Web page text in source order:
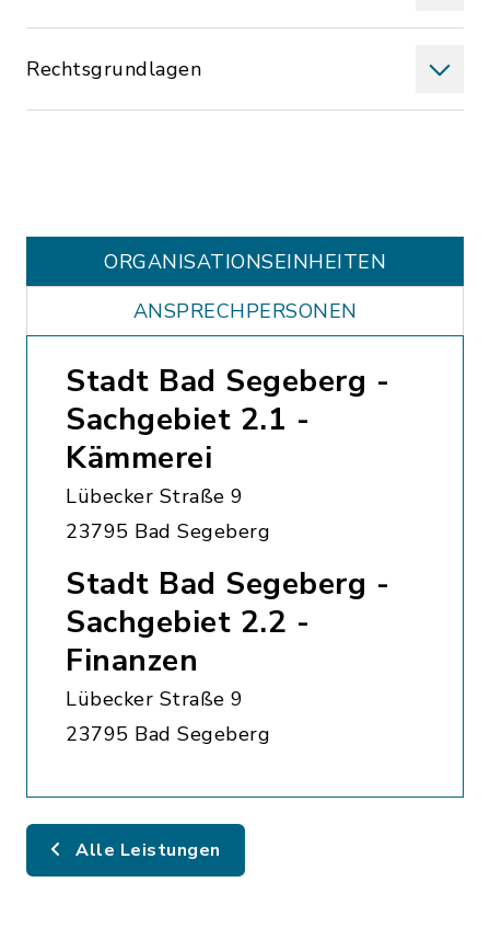
Rechtsgrundlagen
ORGANISATIONS­EINHEITEN
ANSPRECHPERSONEN
Stadt Bad Segeberg -
Sachgebiet 2.1 -
Kämmerei
Lübecker Straße 9
23795 Bad Segeberg
Stadt Bad Segeberg -
Sachgebiet 2.2 -
Finanzen
Lübecker Straße 9
23795 Bad Segeberg
Alle Leistungen